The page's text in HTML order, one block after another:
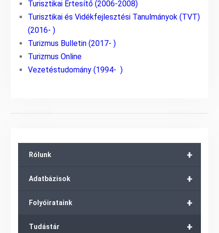
Turisztikai Értesítő (2006-2008)
Turisztikai és Vidékfejlesztési Tanulmányok (TVT)
(2016- )
Turizmus Bulletin (2017- )
Turizmus Online
Vezetéstudomány (1994- )
+
Rólunk
+
Adatbázisok
+
Folyóirataink
+
Tudástár